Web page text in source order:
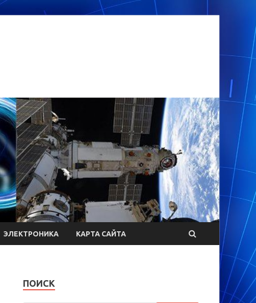
ЭЛЕКТРОНИКА КАРТА САЙТА
ПОИСК